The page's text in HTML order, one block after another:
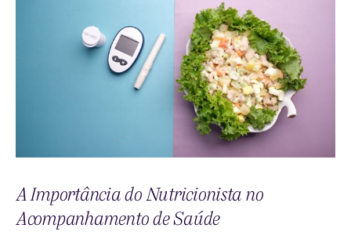
A Importância do Nutricionista no
Acompanhamento de Saúde